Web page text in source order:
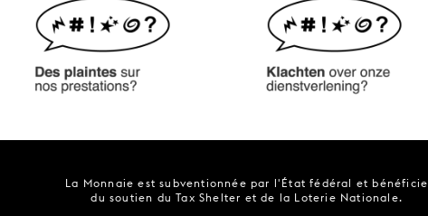
La Monnaie est subventionnée par l'État fédéral et bénéficie
du soutien du Tax Shelter et de la Loterie Nationale.